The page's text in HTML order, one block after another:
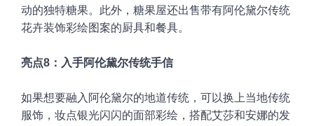
动的独特糖果。此外，糖果屋还出售带有阿伦黛尔传统
花卉装饰彩绘图案的厨具和餐具。
亮点8：入手阿伦黛尔传统手信
如果想要融入阿伦黛尔的地道传统，可以换上当地传统
服饰，妆点银光闪闪的面部彩绘，搭配艾莎和安娜的发